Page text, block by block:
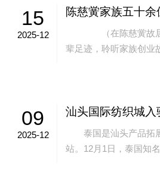
15
2025-12
陈慈黉家族五十余
（在陈慈黉故居
辈足迹，聆听家族创
09
2025-12
泰国是汕头产品拓
站。12月1日，泰国知